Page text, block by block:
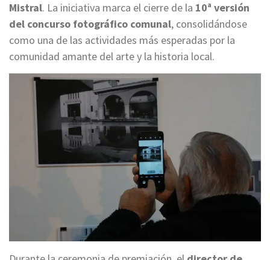
Mistral. La iniciativa marca el cierre de la 10ª versión
del concurso fotográfico comunal, consolidándose
como una de las actividades más esperadas por la
comunidad amante del arte y la historia local.